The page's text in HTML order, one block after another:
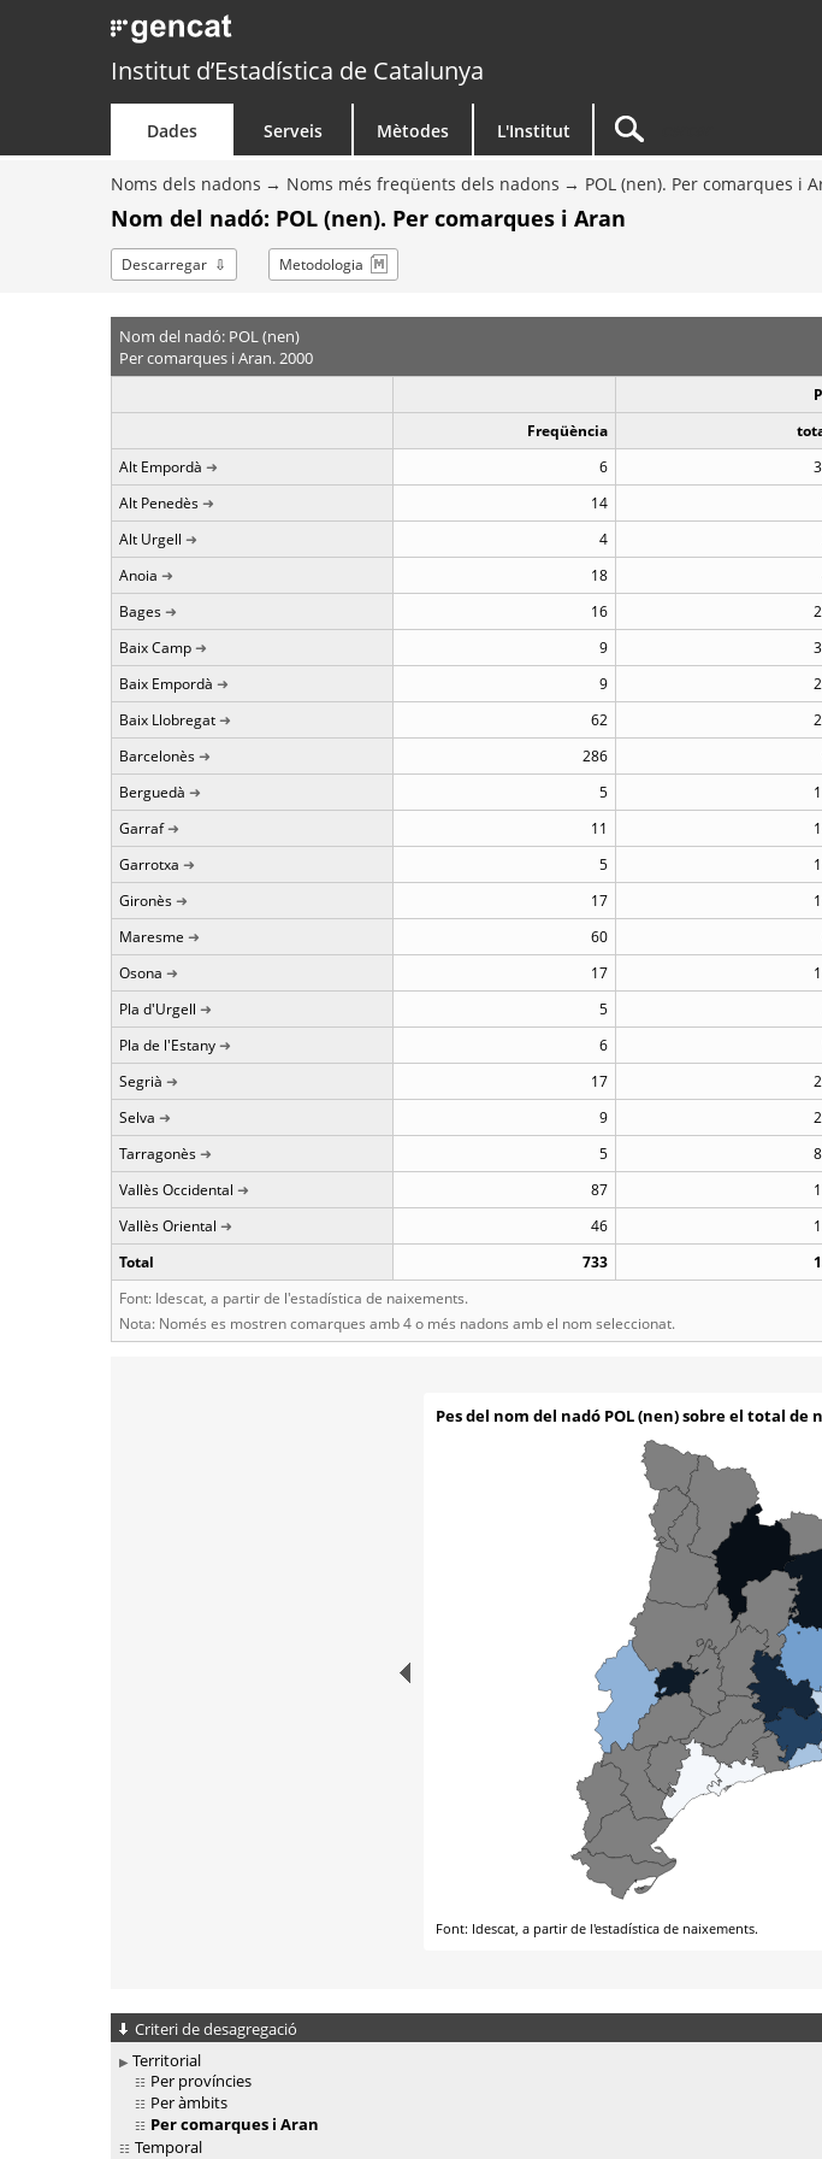
Institut d’Estadística de Catalunya
Dades Serveis Mètodes L'Institut
Noms dels nadons Noms més freqüents dels nadons POL (nen). Per comarques i
Nom del nadó: POL (nen). Per comarques i Aran
Descarregar Metodologia
Nom del nadó: POL (nen)
Per comarques i Aran. 2000
Freqüència
Alt Empordà
6
Alt Penedès
14
Alt Urgell
4
Anoia
18
Bages
16
Baix Camp
9
Baix Empordà
9
Baix Llobregat
62
Barcelonès
286
Berguedà
5
Garraf
11
Garrotxa
5
Gironès
17
Maresme
60
Osona
17
Pla d'Urgell
5
Pla de l'Estany
6
Segrià
17
Selva
9
Tarragonès
5
Vallès Occidental
87
Vallès Oriental
46
Total
733
Font: Idescat, a partir de l'estadística de naixements.
Nota: Només es mostren comarques amb 4 o més nadons amb el nom seleccionat.
Criteri de desagregació
Territorial
Per províncies
Per àmbits
Per comarques i Aran
Temporal